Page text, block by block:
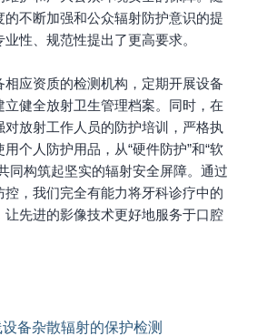
不断加强和公众辐射防护意识的提
性、规范性提出了更高要求。
相应资质的检测机构，定期开展设备
健全放射卫生管理档案。同时，在
对放射工作人员的防护培训，严格执
个人防护用品，从“硬件防护”和“软
同构筑起坚实的辐射安全屏障。通过
，我们完全有能力将牙科诊疗中的
让先进的影像技术更好地服务于口腔
备杂散辐射的保护检测